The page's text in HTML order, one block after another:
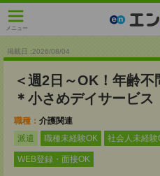
メニュー
掲載日 :2026/08/04
＜週2日～OK！年齢
＊小さめデイサービス
職種： 介護関連
派遣
職種未経験OK 社会人未経験
WEB登録・面接OK